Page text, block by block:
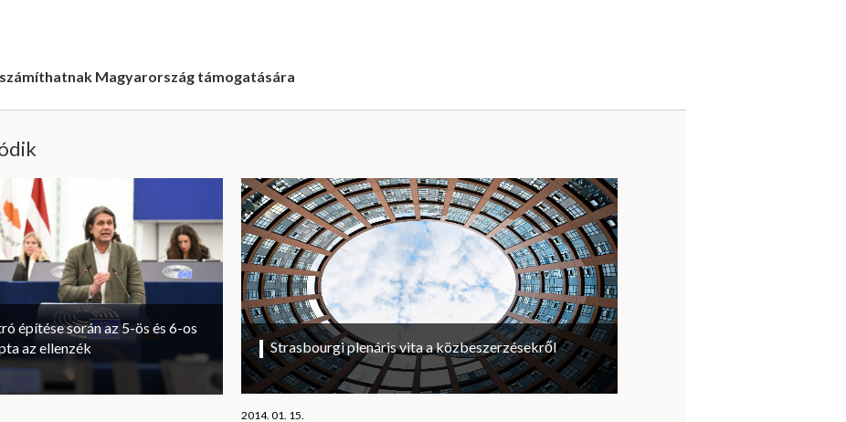
Magyarország támogatására
építése során az 5-ös és 6-os
az ellenzék
Strasbourgi plenáris vita a közbeszerzésekről
2014. 01. 15.